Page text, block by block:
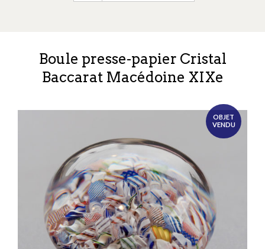
Boule presse-papier Cristal
Baccarat Macédoine XIXe
OBJET
VENDU